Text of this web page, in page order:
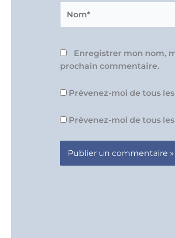
Enregistrer mon nom,
prochain commentaire.
Prévenez-moi de tous
Prévenez-moi de tous